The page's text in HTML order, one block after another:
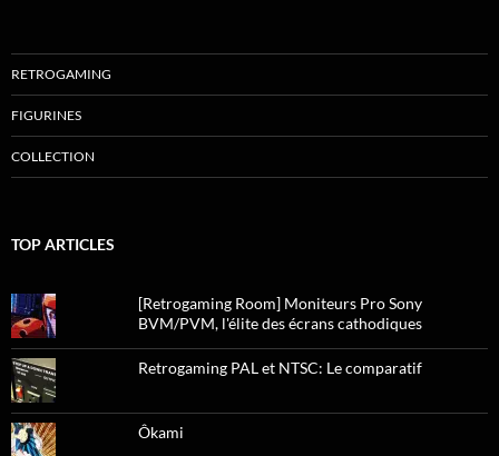
RETROGAMING
FIGURINES
COLLECTION
TOP ARTICLES
[Retrogaming Room] Moniteurs Pro Sony
BVM/PVM, l'élite des écrans cathodiques
Retrogaming PAL et NTSC: Le comparatif
Ôkami